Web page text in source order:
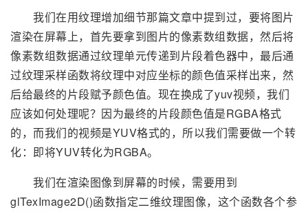
我们在用纹理增加细节那篇文章中提到过，要将图片
渲染在屏幕上，首先要拿到图片的像素数组数据，然后将
像素数组数据通过纹理单元传递到片段着色器中，最后通
过纹理采样函数将纹理中对应坐标的颜色值采样出来，然
后给最终的片段赋予颜色值。现在换成了yuv视频，我们
应该如何处理呢？因为最终的片段颜色值是RGBA格式
的，而我们的视频是YUV格式的，所以我们需要做一个转
化：即将YUV转化为RGBA。
我们在渲染图像到屏幕的时候，需要用到
glTexImage2D()函数指定二维纹理图像，这个函数各个参